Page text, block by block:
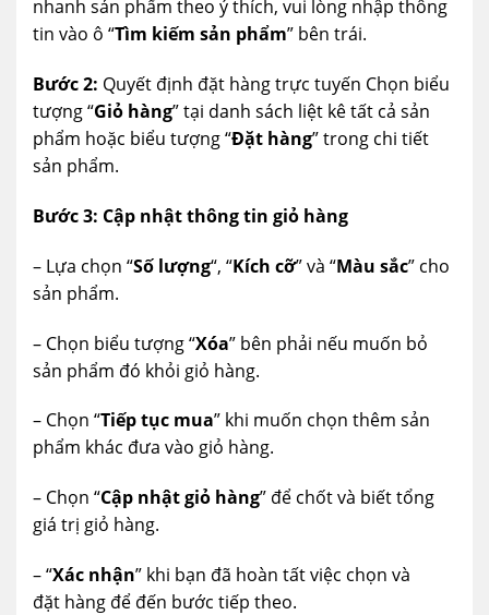
nhanh sản phẩm theo ý thích, vui lòng nhập thông
tin vào ô “Tìm kiếm sản phẩm” bên trái.
Bước 2: Quyết định đặt hàng trực tuyến Chọn biểu
tượng “Giỏ hàng” tại danh sách liệt kê tất cả sản
phẩm hoặc biểu tượng “Đặt hàng” trong chi tiết
sản phẩm.
Bước 3: Cập nhật thông tin giỏ hàng
– Lựa chọn “Số lượng“, “Kích cỡ” và “Màu sắc” cho
sản phẩm.
– Chọn biểu tượng “Xóa” bên phải nếu muốn bỏ
sản phẩm đó khỏi giỏ hàng.
– Chọn “Tiếp tục mua” khi muốn chọn thêm sản
phẩm khác đưa vào giỏ hàng.
– Chọn “Cập nhật giỏ hàng” để chốt và biết tổng
giá trị giỏ hàng.
– “Xác nhận” khi bạn đã hoàn tất việc chọn và
đặt hàng để đến bước tiếp theo.